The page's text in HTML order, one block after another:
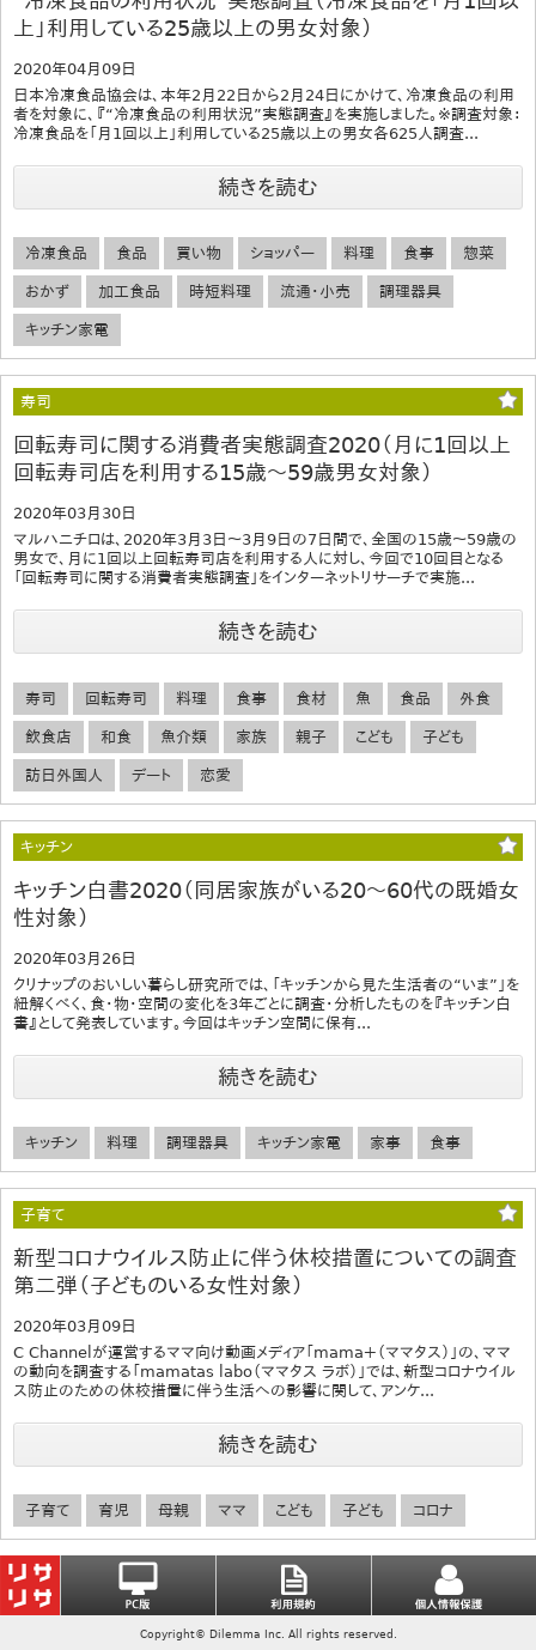
上」利用している25歳以上の男女対象）
2020年04月09日
日本冷凍食品協会は、本年2月22日から2月24日にかけて、冷凍食品の利用
者を対象に、『“冷凍食品の利用状況”実態調査』を実施しました。※調査対象：
冷凍食品を「月1回以上」利用している25歳以上の男女各625人調査...
続きを読む
冷凍食品 食品 買い物 ショッパー 料理 食事 惣菜
おかず 加工食品 時短料理 流通・小売 調理器具
キッチン家電
寿司
回転寿司に関する消費者実態調査2020（月に1回以上
回転寿司店を利用する15歳～59歳男女対象）
2020年03月30日
マルハニチロは、2020年3月3日～3月9日の7日間で、全国の15歳～59歳の
男女で、月に1回以上回転寿司店を利用する人に対し、今回で10回目となる
「回転寿司に関する消費者実態調査」をインターネットリサーチで実施...
続きを読む
寿司 回転寿司 料理 食事 食材 魚 食品 外食
飲食店 和食 魚介類 家族 親子 こども 子ども
訪日外国人 デート 恋愛
キッチン
キッチン白書2020（同居家族がいる20～60代の既婚女
性対象）
2020年03月26日
クリナップのおいしい暮らし研究所では、「キッチンから見た生活者の“いま”」を
紐解くべく、食・物・空間の変化を3年ごとに調査・分析したものを『キッチン白
書』として発表しています。今回はキッチン空間に保有...
続きを読む
キッチン 料理 調理器具 キッチン家電 家事 食事
子育て
新型コロナウイルス防止に伴う休校措置についての調査
第二弾（子どものいる女性対象）
2020年03月09日
C Channelが運営するママ向け動画メディア「mama＋（ママタス）」の、ママ
の動向を調査する「mamatas labo（ママタス ラボ）」では、新型コロナウイル
ス防止のための休校措置に伴う生活への影響に関して、アンケ...
続きを読む
子育て 育児 母親 ママ こども 子ども コロナ
Copyright© Dilemma Inc. All rights reserved.